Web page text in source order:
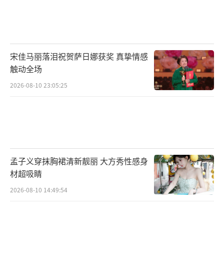
宋佳马丽落泪祝贺萨日娜获奖 真挚情感
触动全场
2026-08-10 23:05:25
孟子义穿抹胸裙清新靓丽 大方秀性感身
材超吸睛
2026-08-10 14:49:54